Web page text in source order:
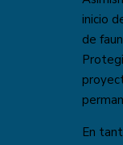
inicio
de
En